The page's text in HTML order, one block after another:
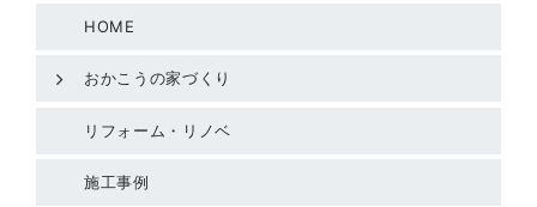
HOME
おかこうの家づくり
リフォーム・リノベ
施工事例